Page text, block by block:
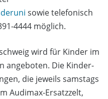
sowie telefonisch
4444 möglich.
wird für Kinder im
angeboten. Die Kinder-
die jeweils samstags
Audimax-Ersatzzelt,